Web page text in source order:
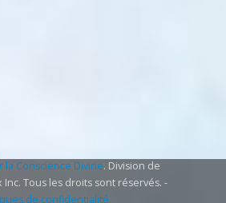
la Conscience Divine. Division de
Inc. Tous les droits sont réservés. -
de confidentialité